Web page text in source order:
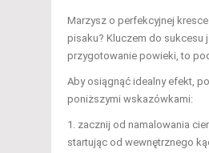
Marzysz o perfekcyjnej
pisaku? Kluczem do sukcesu
przygotowanie powieki, to
Aby osiągnąć idealny efekt,
poniższymi wskazówkami:
zacznij od namalowania
startując od wewnętrznego